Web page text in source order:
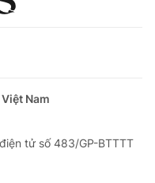
Nam
tử số 483/GP-BTTTT